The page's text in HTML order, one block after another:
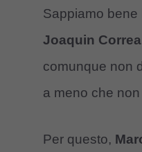
Sappiamo bene
Joaquin
comunque non
a meno che
Per questo,